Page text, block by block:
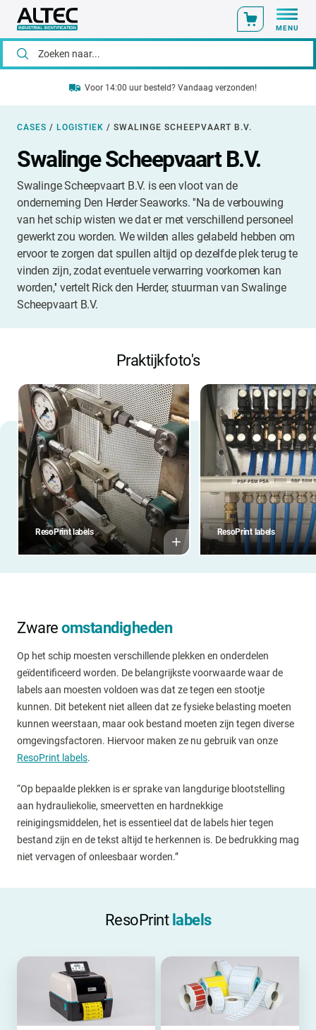
MENU
Voor 14:00 uur besteld? Vandaag verzonden!
CASES / LOGISTIEK / SWALINGE SCHEEPVAART B.V.
Swalinge Scheepvaart B.V.
Swalinge Scheepvaart B.V. is een vloot van de
onderneming Den Herder Seaworks. ''Na de verbouwing
van het schip wisten we dat er met verschillend personeel
gewerkt zou worden. We wilden alles gelabeld hebben om
ervoor te zorgen dat spullen altijd op dezelfde plek terug te
vinden zijn, zodat eventuele verwarring voorkomen kan
worden,'' vertelt Rick den Herder, stuurman van Swalinge
Scheepvaart B.V.
Praktijkfoto's
ResoPrint labels ResoPrint labels
Zware omstandigheden
Op het schip moesten verschillende plekken en onderdelen
geïdentificeerd worden. De belangrijkste voorwaarde waar de
labels aan moesten voldoen was dat ze tegen een stootje
kunnen. Dit betekent niet alleen dat ze fysieke belasting moeten
kunnen weerstaan, maar ook bestand moeten zijn tegen diverse
omgevingsfactoren. Hiervoor maken ze nu gebruik van onze
ResoPrint labels.
“Op bepaalde plekken is er sprake van langdurige blootstelling
aan hydrauliekolie, smeervetten en hardnekkige
reinigingsmiddelen, het is essentieel dat de labels hier tegen
bestand zijn en de tekst altijd te herkennen is. De bedrukking mag
niet vervagen of onleesbaar worden.”
ResoPrint labels